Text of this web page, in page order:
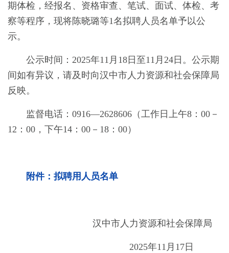
期体检，经报名、资格审查、笔试、面试、体检、考
察等程序，现将陈晓璐等1名拟聘人员名单予以公
示。
公示时间：2025年11 月 18 日至11 月 24 日。公示期
间如有异议，请及时向汉中市人力资源和社会保障局
反映。
监督电话：0916—2628606（工作日上午8：00－
12：00，下午14：00－18：00）
附件：拟聘用人员名单
汉中市人力资源和社会保障局
2025年11 月 17 日